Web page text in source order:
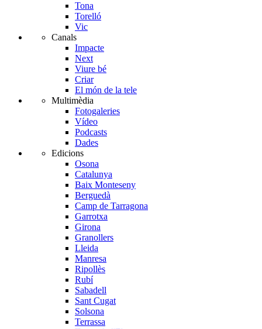
Tona
Torelló
Vic
Canals
Impacte
Next
Viure bé
Criar
El món de la tele
Multimèdia
Fotogaleries
Vídeo
Podcasts
Dades
Edicions
Osona
Catalunya
Baix Monteseny
Berguedà
Camp de Tarragona
Garrotxa
Girona
Granollers
Lleida
Manresa
Ripollès
Rubí
Sabadell
Sant Cugat
Solsona
Terrassa